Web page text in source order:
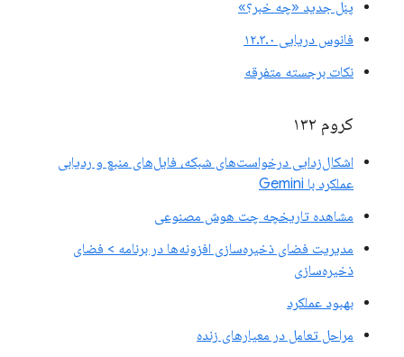
پنل جدید «چه خبر؟»
فانوس دریایی ۱۲.۳.۰
نکات برجسته متفرقه
کروم ۱۳۲
اشکال‌زدایی درخواست‌های شبکه، فایل‌های منبع و ردیابی
عملکرد با Gemini
مشاهده تاریخچه چت هوش مصنوعی
مدیریت فضای ذخیره‌سازی افزونه‌ها در برنامه > فضای
ذخیره‌سازی
بهبود عملکرد
مراحل تعامل در معیارهای زنده